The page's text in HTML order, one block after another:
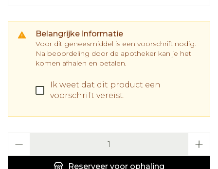
Belangrijke informatie
Voor dit geneesmiddel is een voorschrift nodig.
Na beoordeling door de apotheker kan je het
komen afhalen en betalen.
Ik weet dat dit product een
voorschrift vereist.
Reserveer voor ophaling